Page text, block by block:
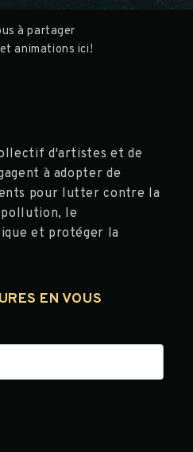
à partager
animations ici!
d'artistes et de
à adopter de
pour lutter contre la
le
et protéger la
EN VOUS